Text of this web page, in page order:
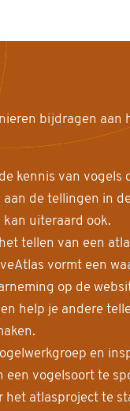
bijdragen aan
kennis van vogels
de tellingen in
uiteraard ook.
tellen van een
vormt een
op de
help je andere
en
een vogelsoort te
het atlasproject te